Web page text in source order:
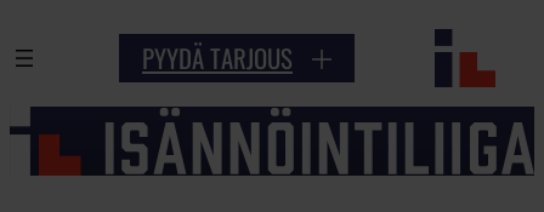
sisältöön
PYYDÄ TARJOUS